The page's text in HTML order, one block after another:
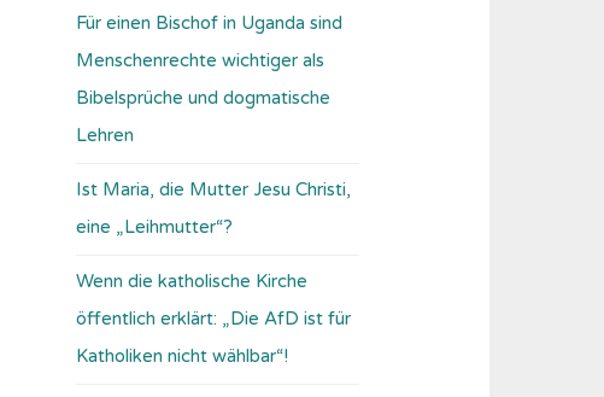
Für einen Bischof in Uganda sind
Menschenrechte wichtiger als
Bibelsprüche und dogmatische
Lehren
Ist Maria, die Mutter Jesu Christi,
eine „Leihmutter“?
Wenn die katholische Kirche
öffentlich erklärt: „Die AfD ist für
Katholiken nicht wählbar“!